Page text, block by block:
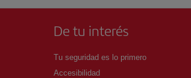
De tu interés
Tu seguridad es lo primero
Accesibilidad